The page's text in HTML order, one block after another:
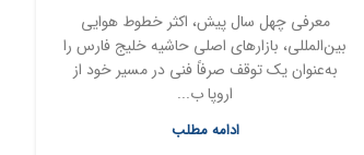
معرفی چهل سال پیش، اکثر خطوط هوایی
بین‌المللی، بازارهای اصلی حاشیه خلیج فارس را
به‌عنوان یک توقف صرفاً فنی در مسیر خود از
اروپا ب...
ادامه مطلب